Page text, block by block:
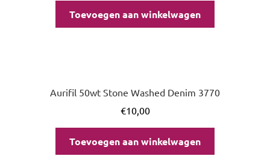
Toevoegen aan winkelwagen
Aurifil 50wt Stone Washed Denim 3770
€10,00
Toevoegen aan winkelwagen